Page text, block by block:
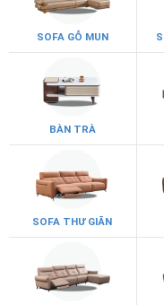
SOFA GỖ MUN
BÀN TRÀ
SOFA THƯ GIÃN